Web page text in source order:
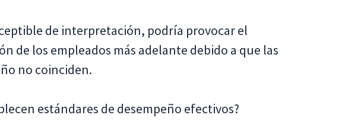
de interpretación, podría provocar el
de los empleados más adelante debido a que las
no coinciden.
estándares de desempeño efectivos?